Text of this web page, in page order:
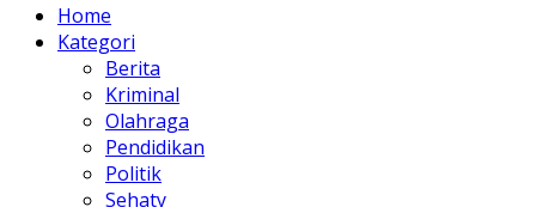
Home
Kategori
Berita
Kriminal
Olahraga
Pendidikan
Politik
Sehaty